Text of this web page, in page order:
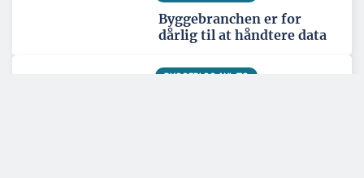
Byggebranchen er for
dårlig til at håndtere data
BYGGERI OG ANLÆG